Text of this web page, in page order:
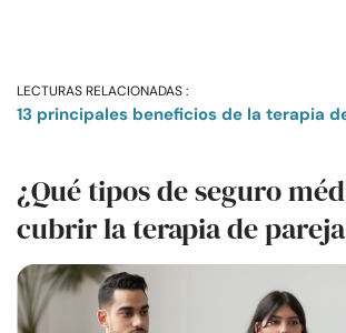
LECTURAS RELACIONADAS :
13 principales beneficios de la terapia
¿Qué tipos de seguro
cubrir la terapia de